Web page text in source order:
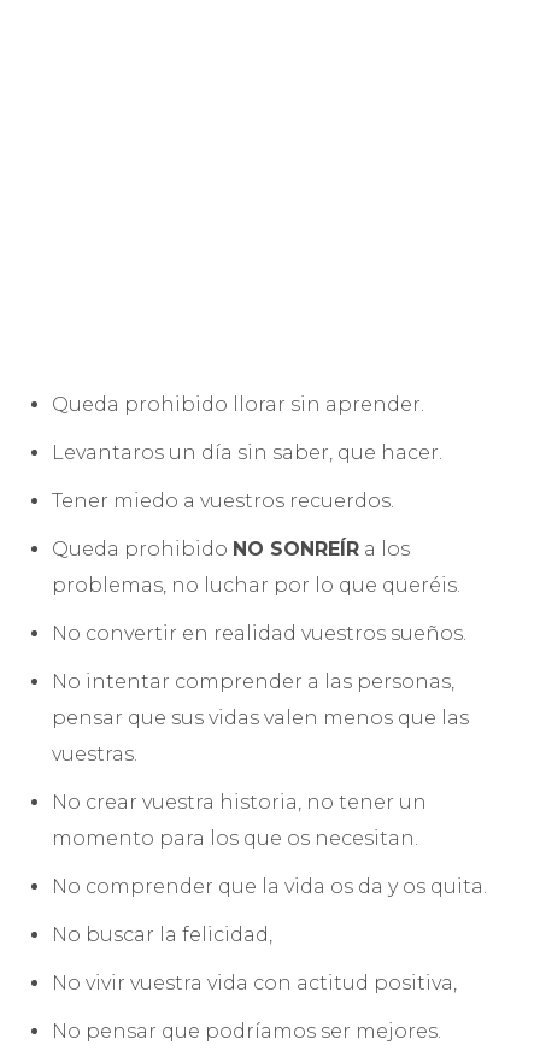
Queda prohibido llorar sin aprender.
Levantaros un día sin saber, que hacer.
Tener miedo a vuestros recuerdos.
Queda prohibido NO SONREÍR a los
problemas, no luchar por lo que queréis.
No convertir en realidad vuestros sueños.
No intentar comprender a las personas,
pensar que sus vidas valen menos que las
vuestras.
No crear vuestra historia, no tener un
momento para los que os necesitan.
No comprender que la vida os da y os quita.
No buscar la felicidad,
No vivir vuestra vida con actitud positiva,
No pensar que podríamos ser mejores.